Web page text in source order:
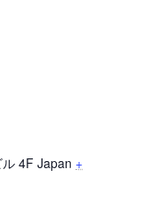
4F Japan +